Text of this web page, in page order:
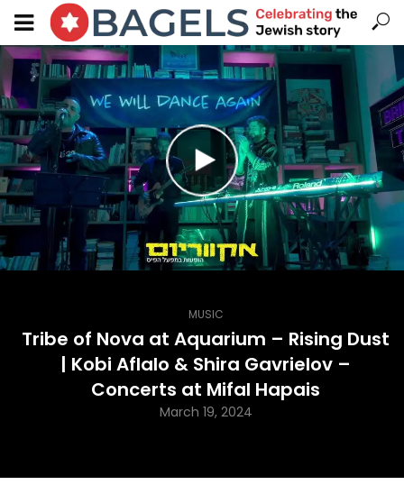
MUSIC
Tribe of Nova at Aquarium – Rising Dust
| Kobi Aflalo & Shira Gavrielov –
Concerts at Mifal Hapais
March 19, 2024